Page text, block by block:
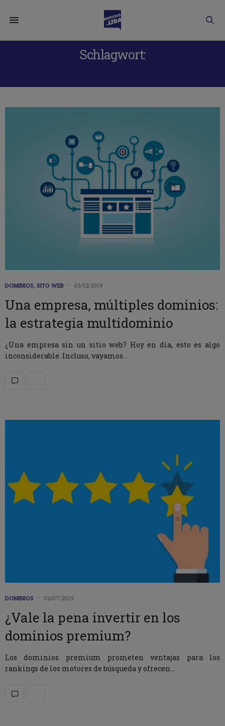
Schlagwort:
DOMINIOS, SITO WEB 03/12/2019
Una empresa, múltiples dominios:
la estrategia multidominio
¿Una empresa sin un sitio web? Hoy en día, esto es algo
inconsiderable. Incluso, vayamos…
DOMINIOS 02/07/2019
¿Vale la pena invertir en los
dominios premium?
Los dominios premium prometen ventajas para los
rankings de los motores de búsqueda y ofrecen…